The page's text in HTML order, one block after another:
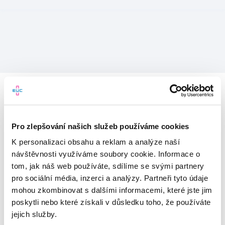
Pro zlepšování našich služeb používáme cookies
K personalizaci obsahu a reklam a analýze naší
návštěvnosti využíváme soubory cookie. Informace o
tom, jak náš web používáte, sdílíme se svými partnery
pro sociální média, inzerci a analýzy. Partneři tyto údaje
mohou zkombinovat s dalšími informacemi, které jste jim
poskytli nebo které získali v důsledku toho, že používáte
jejich služby.
Vítejte v mojeEUC